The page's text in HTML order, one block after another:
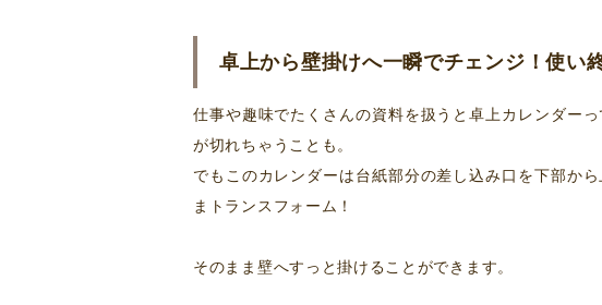
卓上から壁掛けへ一瞬でチェンジ！使い
仕事や趣味でたくさんの資料を扱うと卓上カレンダー
が切れちゃうことも。
でもこのカレンダーは台紙部分の差し込み口を下部か
まトランスフォーム！
そのまま壁へすっと掛けることができます。